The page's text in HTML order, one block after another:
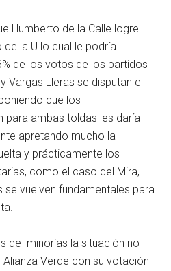
Humberto de la Calle logre
la U lo cual le podría
de los votos de los partidos
Vargas Lleras se disputan el
que los
para ambas toldas les daría
apretando mucho la
y prácticamente los
como el caso del Mira,
vuelven fundamentales para
de minorías la situación no
Verde con su votación